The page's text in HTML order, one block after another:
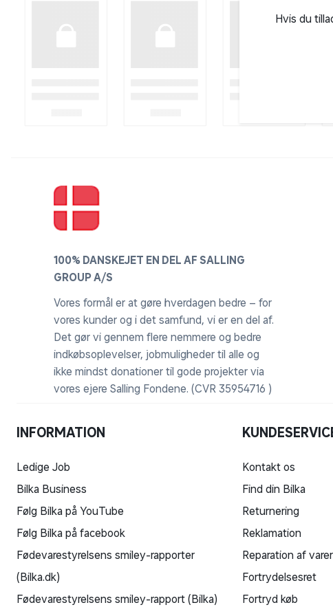
blid bondage. Serien består udelukkende afHvis du
100% DANSKEJET EN DEL AF SALLING
GROUP A/S
Vores formål er at gøre hverdagen bedre – for
vores kunder og i det samfund, vi er en del af.
Det gør vi gennem flere nemmere og bedre
indkøbsoplevelser, jobmuligheder til alle og
ikke mindst donationer til gode projekter via
vores ejere Salling Fondene. (CVR 35954716 )
INFORMATION
Ledige Job
Bilka Business
Følg Bilka på YouTube
Følg Bilka på facebook
Fødevarestyrelsens smiley-rapporter
(Bilka.dk)
Fødevarestyrelsens smiley-rapport (Bilka)
Kontakt os
Find din Bilka
Returnering
Reklamation
Reparation af varer
Fortrydelsesret
Fortryd køb